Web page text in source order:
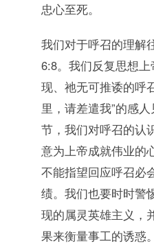
忠心至死。
我们对于呼召的理解
6:8。我们反复思想
现、祂无可推诿的呼
里，请差遣我”的感
节，我们对呼召的认
意为上帝成就伟业的
不能指望回应呼召必
绩。我们也要时时警
现的属灵英雄主义，
果来衡量事工的诱惑